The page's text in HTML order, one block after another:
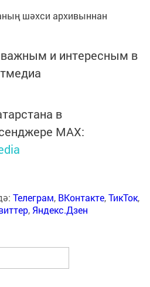
шәхси архивыннан
и интересным в
в
MАХ:
Телеграм, ВКонтакте,ТикТок,
, Яндекс.Дзен